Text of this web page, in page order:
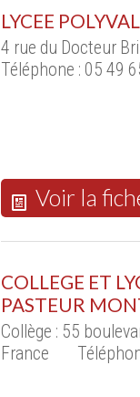
LYCEE
4 rue du Docteur
Téléphone : 05 49
Voir la
COLLEGE ET
PASTEUR
Collège : 55
France